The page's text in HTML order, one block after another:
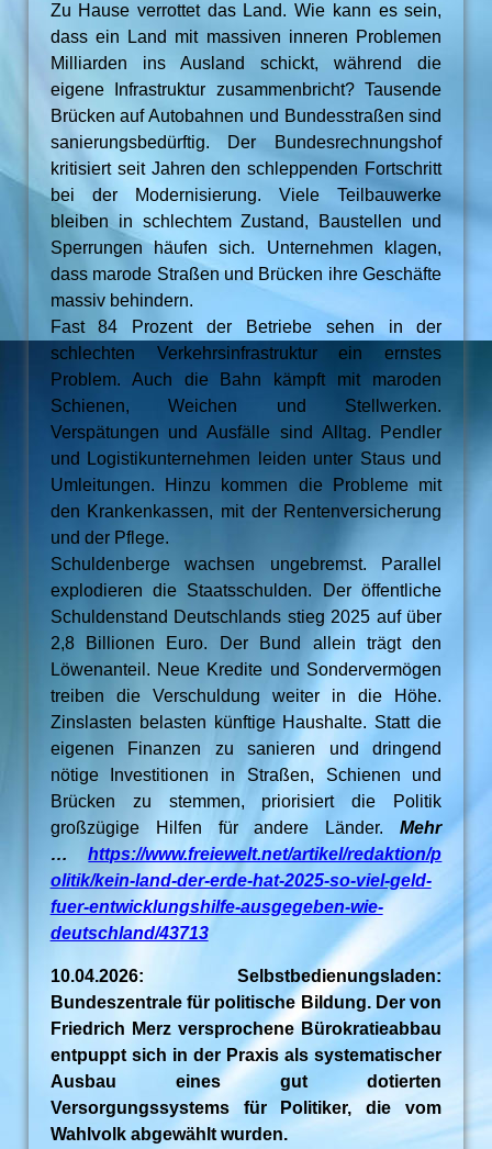
Zu Hause verrottet das Land. Wie kann es sein,
dass ein Land mit massiven inneren Problemen
Milliarden ins Ausland schickt, während die
eigene Infrastruktur zusammenbricht? Tausende
Brücken auf Autobahnen und Bundesstraßen sind
sanierungsbedürftig. Der Bundesrechnungshof
kritisiert seit Jahren den schleppenden Fortschritt
bei der Modernisierung. Viele Teilbauwerke
bleiben in schlechtem Zustand, Baustellen und
Sperrungen häufen sich. Unternehmen klagen,
dass marode Straßen und Brücken ihre Geschäfte
massiv behindern.
Fast 84 Prozent der Betriebe sehen in der
schlechten Verkehrsinfrastruktur ein ernstes
Problem. Auch die Bahn kämpft mit maroden
Schienen, Weichen und Stellwerken.
Verspätungen und Ausfälle sind Alltag. Pendler
und Logistikunternehmen leiden unter Staus und
Umleitungen. Hinzu kommen die Probleme mit
den Krankenkassen, mit der Rentenversicherung
und der Pflege.
Schuldenberge wachsen ungebremst. Parallel
explodieren die Staatsschulden. Der öffentliche
Schuldenstand Deutschlands stieg 2025 auf über
2,8 Billionen Euro. Der Bund allein trägt den
Löwenanteil. Neue Kredite und Sondervermögen
treiben die Verschuldung weiter in die Höhe.
Zinslasten belasten künftige Haushalte. Statt die
eigenen Finanzen zu sanieren und dringend
nötige Investitionen in Straßen, Schienen und
Brücken zu stemmen, priorisiert die Politik
großzügige Hilfen für andere Länder.Mehr
…https://www.freiewelt.net/artikel/redaktion/p
olitik/kein-land-der-erde-hat-2025-so-viel-geld-
fuer-entwicklungshilfe-ausgegeben-wie-
deutschland/43713
10.04.2026: Selbstbedienungsladen:
Bundeszentrale für politische Bildung. Der von
Friedrich Merz versprochene Bürokratieabbau
entpuppt sich in der Praxis als systematischer
Ausbau eines gut dotierten
Versorgungssystems für Politiker, die vom
Wahlvolk abgewählt wurden.